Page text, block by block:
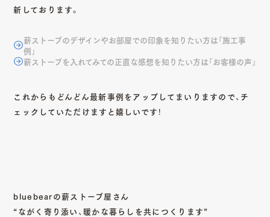
新しております。
薪ストーブのデザインやお部屋での印象を知りたい方は「施工事
例」
薪ストーブを入れてみての正直な感想を知りたい方は「お客様の声」
これからもどんどん最新事例をアップしてまいりますので、チ
ェックしていただけますと嬉しいです！
bluebearの薪ストーブ屋さん
“ながく寄り添い、暖かな暮らしを共につくります”